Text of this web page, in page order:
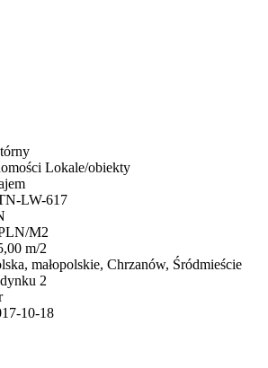
Lokale/obiekty
LW-617
M2
m/2
małopolskie, Chrzanów, Śródmieście
2
10-18